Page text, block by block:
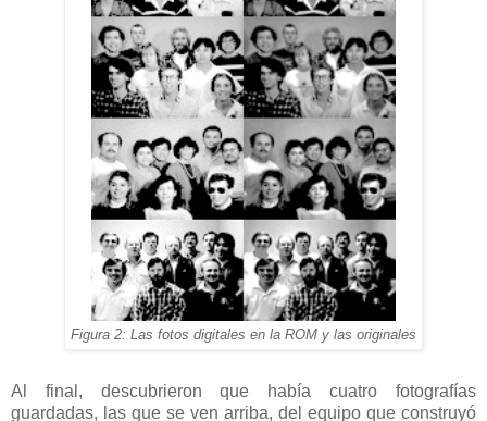
Figura 2: Las fotos digitales en la ROM y las originales
Al final, descubrieron que había cuatro fotografías
guardadas, las que se ven arriba, del equipo que construyó